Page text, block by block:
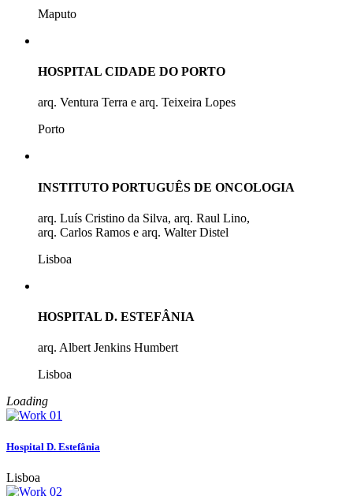
Maputo
HOSPITAL CIDADE DO PORTO
arq. Ventura Terra e arq. Teixeira Lopes
Porto
INSTITUTO PORTUGUÊS DE ONCOLOGIA
arq. Luís Cristino da Silva, arq. Raul Lino,
arq. Carlos Ramos e arq. Walter Distel
Lisboa
HOSPITAL D. ESTEFÂNIA
arq. Albert Jenkins Humbert
Lisboa
Loading
Hospital D. Estefânia
Lisboa